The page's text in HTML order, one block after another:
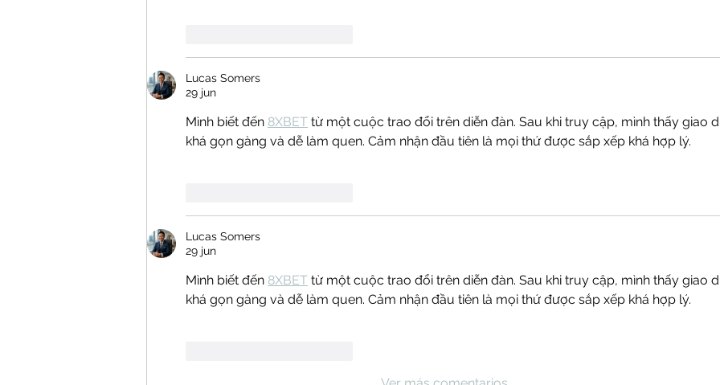
Lucas Somers
29 jun
Mình biết đến 8XBET từ một cuộc trao đổi trên diễn đàn. Sau khi truy cập, mình thấy giao
khá gọn gàng và dễ làm quen. Cảm nhận đầu tiên là mọi thứ được sắp xếp khá hợp lý.
Lucas Somers
29 jun
Mình biết đến 8XBET từ một cuộc trao đổi trên diễn đàn. Sau khi truy cập, mình thấy giao
khá gọn gàng và dễ làm quen. Cảm nhận đầu tiên là mọi thứ được sắp xếp khá hợp lý.